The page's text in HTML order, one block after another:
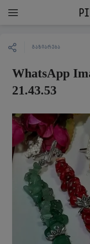
ᲒᲐᲖᲘᲐᲠᲔᲑᲐ
WhatsApp
21.43.53